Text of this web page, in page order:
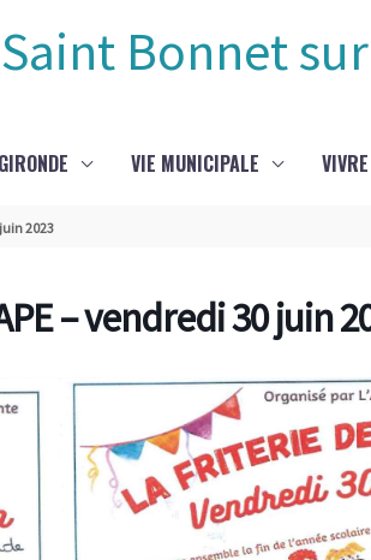
Saint Bonnet
VIE MUNICIPALE
2023
– vendredi 30 juin